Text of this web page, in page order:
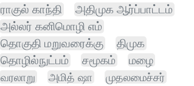
ராகுல் காந்தி
அதிமுக ஆர்ப்பாட்டம்
அல்லர் கனிமொழி எம்
தொகுதி மறுவரைக்கு
திமுக
தொழில்நுட்பம்
சமூகம்
மழை
வரலாறு
அமித் ஷா
முதலமைச்சர்